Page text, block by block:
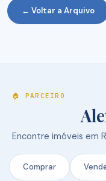
← Voltar a Arquivo
🏠 PARCEIRO
Encontre imóveis em
Comprar